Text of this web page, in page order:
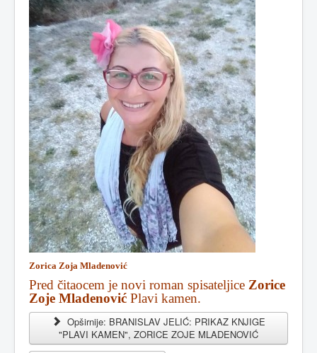
Zorica Zoja Mladenović
Pred čitaocem je novi roman spisateljice Zorice
Zoje Mladenović Plavi kamen.
Opširnije: BRANISLAV JELIĆ: PRIKAZ KNJIGE
"PLAVI KAMEN", ZORICE ZOJE MLADENOVIĆ